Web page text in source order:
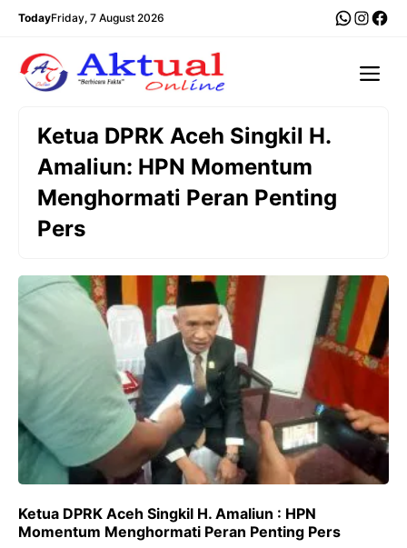
Langsung
TodayFriday, 7 August 2026
Ketua DPRK Aceh Singkil H.
Amaliun: HPN Momentum
Menghormati Peran Penting
Pers
Ketua DPRK Aceh Singkil H. Amaliun : HPN
Momentum Menghormati Peran Penting Pers